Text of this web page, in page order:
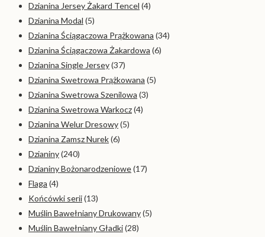
Dzianina Jersey Żakard Tencel (4)
Dzianina Modal (5)
Dzianina Ściągaczowa Prążkowana (34)
Dzianina Ściągaczowa Żakardowa (6)
Dzianina Single Jersey(37)
Dzianina Swetrowa Prążkowana (5)
Dzianina Swetrowa Szenilowa (3)
Dzianina Swetrowa Warkocz(4)
Dzianina Welur Dresowy(5)
Dzianina Zamsz Nurek(6)
Dzianiny(240)
Dzianiny Bożonarodzeniowe(17)
Flaga (4)
Końcówki serii(13)
Muślin Bawełniany Drukowany(5)
Muślin Bawełniany Gładki(28)